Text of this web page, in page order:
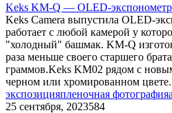
Keks KM-Q — OLED-экспонометр
Keks Camera выпустила OLED-
работает с любой камерой у
"холодный" башмак. KM-Q
раза меньше своего старшего
граммов.Keks KM02 рядом с
черном или хромированном
экспозицияпленочная фотография
25 сентября, 2023584